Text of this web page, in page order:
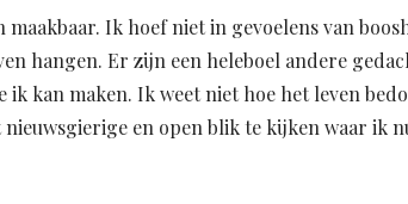
maakbaar. Ik hoef niet in gevoelens van
hangen. Er zijn een heleboel andere
ik kan maken. Ik weet niet hoe het leven
en open blik te kijken waar ik